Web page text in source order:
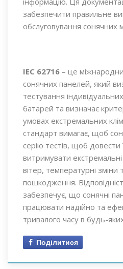
забезпечити правильне
обслуговування сонячних
IEC 62716 – це
сонячних панелей, який
тестування
батарей та визначає
умовах екстремальних
стандарт вимагає, щоб
серію тестів, щоб довести
витримувати
вітер, температурні зміни
пошкодження.
забезпечує, що сонячні
працювати надійно та
тривалого часу в будь-
Поділитися